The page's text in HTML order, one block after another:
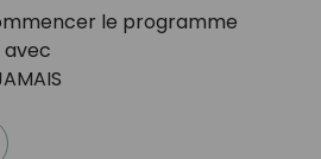
le programme